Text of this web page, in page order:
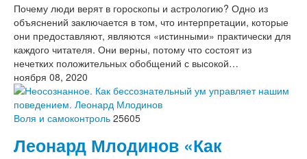
Почему люди верят в гороскопы и астрологию? Одно из
объяснений заключается в том, что интерпретации, которые
они предоставляют, являются «истинными» практически для
каждого читателя. Они верны, потому что состоят из
нечетких положительных обобщений с высокой…
ноября 08, 2020
Воля и самоконтроль 25605
Леонард Млодинов «Как